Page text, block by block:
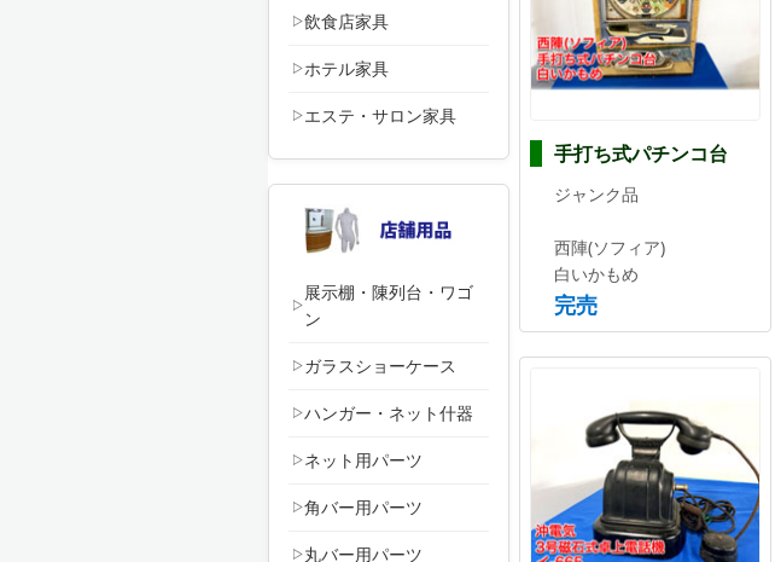
飲食店家具
ホテル家具
エステ・サロン家具
展示棚・陳列台・ワゴ
ン
ガラスショーケース
ハンガー・ネット什器
ネット用パーツ
角バー用パーツ
丸バー用パーツ
手打ち式パチンコ台
ジャンク品
西陣(ソフィア)
白いかもめ
完売